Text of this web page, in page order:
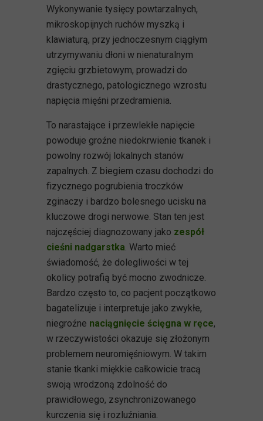
Wykonywanie tysięcy powtarzalnych,
mikroskopijnych ruchów myszką i
klawiaturą, przy jednoczesnym ciągłym
utrzymywaniu dłoni w nienaturalnym
zgięciu grzbietowym, prowadzi do
drastycznego, patologicznego wzrostu
napięcia mięśni przedramienia.
To narastające i przewlekłe napięcie
powoduje groźne niedokrwienie tkanek i
powolny rozwój lokalnych stanów
zapalnych. Z biegiem czasu dochodzi do
fizycznego pogrubienia troczków
zginaczy i bardzo bolesnego ucisku na
kluczowe drogi nerwowe. Stan ten jest
najczęściej diagnozowany jako zespół
cieśni nadgarstka. Warto mieć
świadomość, że dolegliwości w tej
okolicy potrafią być mocno zwodnicze.
Bardzo często to, co pacjent początkowo
bagatelizuje i interpretuje jako zwykłe,
niegroźne naciągnięcie ścięgna w ręce,
w rzeczywistości okazuje się złożonym
problemem neuromięśniowym. W takim
stanie tkanki miękkie całkowicie tracą
swoją wrodzoną zdolność do
prawidłowego, zsynchronizowanego
kurczenia się i rozluźniania.